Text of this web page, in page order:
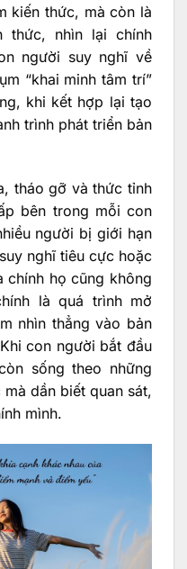
kiến thức, mà còn là
thức, nhìn lại chính
người suy nghĩ về
“khai minh tâm trí”
khi kết hợp lại tạo
trình phát triển bản
tháo gỡ và thức tỉnh
bên trong mỗi con
người bị giới hạn
nghĩ tiêu cực hoặc
chính họ cũng không
là quá trình mở
nhìn thẳng vào bản
con người bắt đầu
sống theo những
dần biết quan sát,
mình.